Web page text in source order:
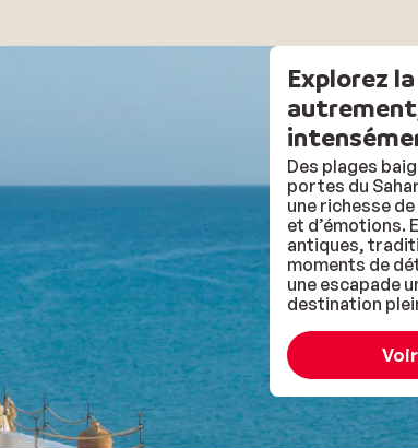
Explorez
Des plages
portes du
une richesse
et d’émotions.
antiques,
moments de
une escapade
destination